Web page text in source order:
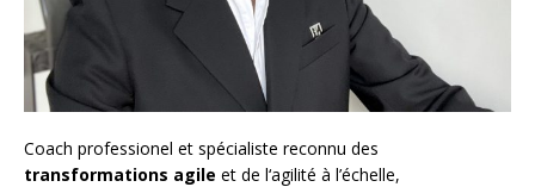
Coach professionel et spécialiste reconnu des
transformations agile et de l‘agilité à l’échelle,